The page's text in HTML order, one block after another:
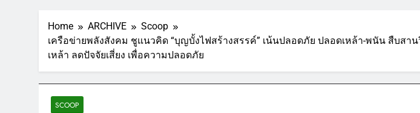
Home ARCHIVE
Scoop
เครือข่ายพลังสังคม ชูแนวคิด “บุญบั้งไฟสร้างสรรค์” เน้นปลอดภัย ปลอดเหล้า-พนัน สืบ
เหล้า ลดปัจจัยเสี่ยง เพื่อความปลอดภัย
SCOOP